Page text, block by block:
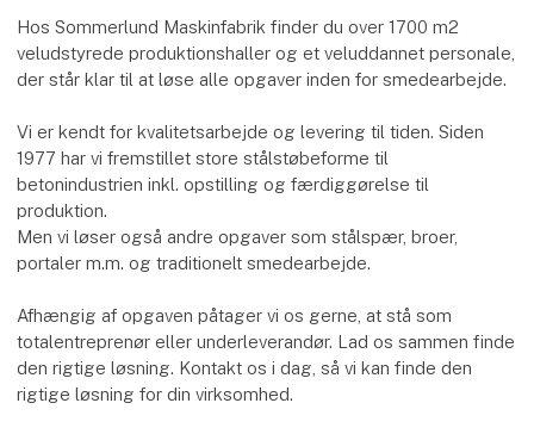
Hos Sommerlund Maskinfabrik finder du over 1700 m2
veludstyrede produktionshaller og et veluddannet personale,
der står klar til at løse alle opgaver inden for smedearbejde.
Vi er kendt for kvalitetsarbejde og levering til tiden. Siden
1977 har vi fremstillet store stålstøbeforme til
betonindustrien inkl. opstilling og færdiggørelse til
produktion.
Men vi løser også andre opgaver som stålspær, broer,
portaler m.m. og traditionelt smedearbejde.
Afhængig af opgaven påtager vi os gerne, at stå som
totalentreprenør eller underleverandør. Lad os sammen finde
den rigtige løsning. Kontakt os i dag, så vi kan finde den
rigtige løsning for din virksomhed.